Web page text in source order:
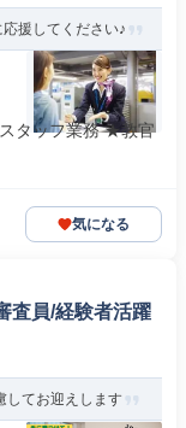
援してください♪
タッフ業務 ★教官
気になる
査員/経験者活躍
してお迎えします